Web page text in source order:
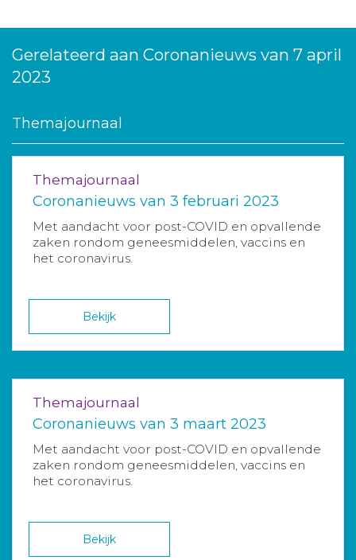
Gerelateerd aan Coronanieuws van 7 april
2023
Themajournaal
Themajournaal
Coronanieuws van 3 februari 2023
Met aandacht voor post-COVID en opvallende
zaken rondom geneesmiddelen, vaccins en
het coronavirus.
Bekijk
Themajournaal
Coronanieuws van 3 maart 2023
Met aandacht voor post-COVID en opvallende
zaken rondom geneesmiddelen, vaccins en
het coronavirus.
Bekijk